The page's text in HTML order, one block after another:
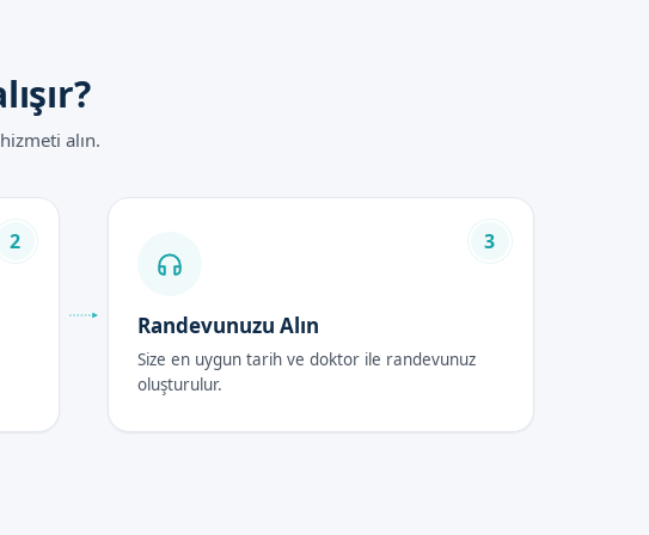
göre değişiklik göstermektedir.
formumuzdan ulaşabilirsiniz.
dönemdir. Ailelerin, hijyen kurallarına
alın.
2 3
Randevunuzu Alın
Size en uygun tarih ve doktor ile randevunuz
oluşturulur.